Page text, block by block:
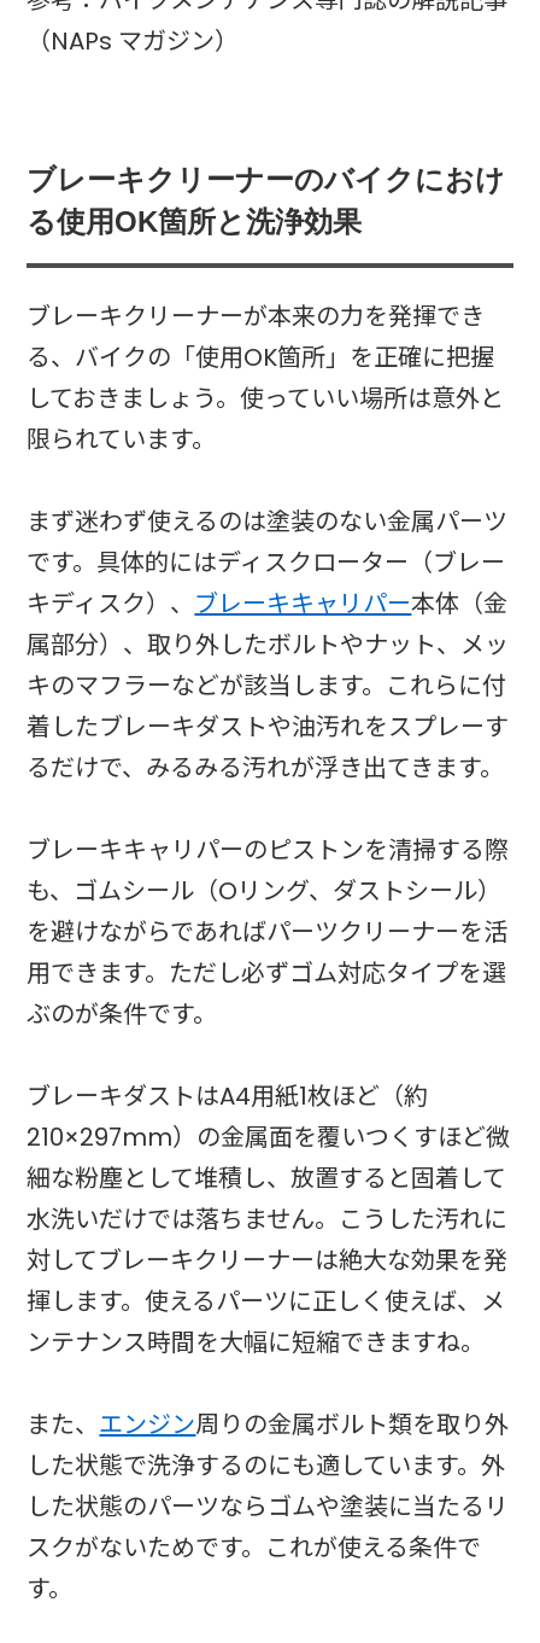
（NAPs マガジン）
ブレーキクリーナーのバイクにおけ
る使用OK箇所と洗浄効果
ブレーキクリーナーが本来の力を発揮でき
る、バイクの「使用OK箇所」を正確に把握
しておきましょう。使っていい場所は意外と
限られています。
まず迷わず使えるのは塗装のない金属パーツ
です。具体的にはディスクローター（ブレー
キディスク）、 ブレーキキャリパー本体（金
属部分）、取り外したボルトやナット、メッ
キのマフラーなどが該当します。これらに付
着したブレーキダストや油汚れをスプレーす
るだけで、みるみる汚れが浮き出てきます。
ブレーキキャリパーのピストンを清掃する際
も、ゴムシール（Oリング、ダストシール）
を避けながらであればパーツクリーナーを活
用できます。ただし必ずゴム対応タイプを選
ぶのが条件です。
ブレーキダストはA4用紙1枚ほど（約
210×297mm）の金属面を覆いつくすほど微
細な粉塵として堆積し、放置すると固着して
水洗いだけでは落ちません。こうした汚れに
対してブレーキクリーナーは絶大な効果を発
揮します。使えるパーツに正しく使えば、メ
ンテナンス時間を大幅に短縮できますね。
また、 エンジン周りの金属ボルト類を取り外
した状態で洗浄するのにも適しています。外
した状態のパーツならゴムや塗装に当たるリ
スクがないためです。これが使える条件で
す。